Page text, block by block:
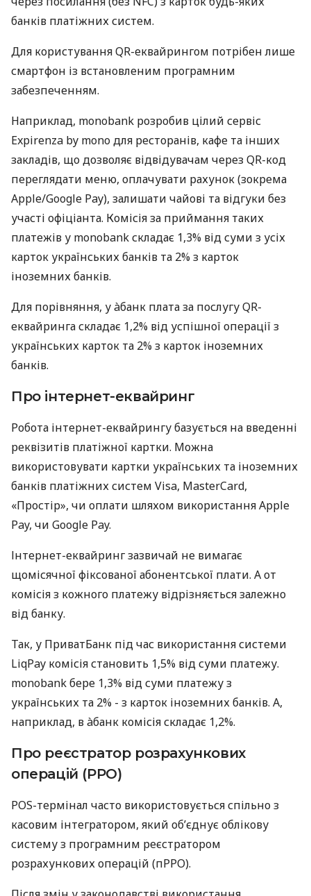
банків платіжних систем.
Для користування QR-еквайрингом потрібен лише
смартфон із встановленим програмним
забезпеченням.
Наприклад, monobank розробив цілий сервіс
Expirenza by mono для ресторанів, кафе та інших
закладів, що дозволяє відвідувачам через QR-код
переглядати меню, оплачувати рахунок (зокрема
Apple/Google Pay), залишати чайові та відгуки без
участі офіціанта. Комісія за приймання таких
платежів у monobank складає 1,3% від суми з усіх
карток українських банків та 2% з карток
іноземних банків.
Для порівняння, у àбанк плата за послугу QR-
еквайринга складає 1,2% від успішної операції з
українських карток та 2% з карток іноземних
банків.
Про інтернет-еквайринг
Робота інтернет-еквайрингу базується на введенні
реквізитів платіжної картки. Можна
використовувати картки українських та іноземних
банків платіжних систем Visa, MasterCard,
«Простір», чи оплати шляхом використання Apple
Pay, чи Google Pay.
Інтернет-еквайринг зазвичай не вимагає
щомісячної фіксованої абонентської плати. А от
комісія з кожного платежу відрізняється залежно
від банку.
Так, у ПриватБанк під час використання системи
LiqPay комісія становить 1,5% від суми платежу.
monobank бере 1,3% від суми платежу з
українських та 2% - з карток іноземних банків. А,
наприклад, в àбанк комісія складає 1,2%.
Про реєстратор розрахункових
операцій (РРО)
POS-термінал часто використовується спільно з
касовим інтегратором, який об’єднує облікову
систему з програмним реєстратором
розрахункових операцій (пРРО).